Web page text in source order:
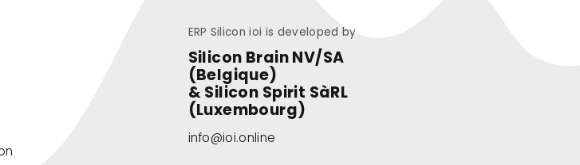
ERP Silicon ioi is developed by
Silicon Brain NV/SA
(Belgique)
& Silicon Spirit SàRL
(Luxembourg)
info@ioi.online